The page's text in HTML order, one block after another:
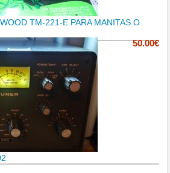
TM-221-E PARA MANITAS O
50.00€